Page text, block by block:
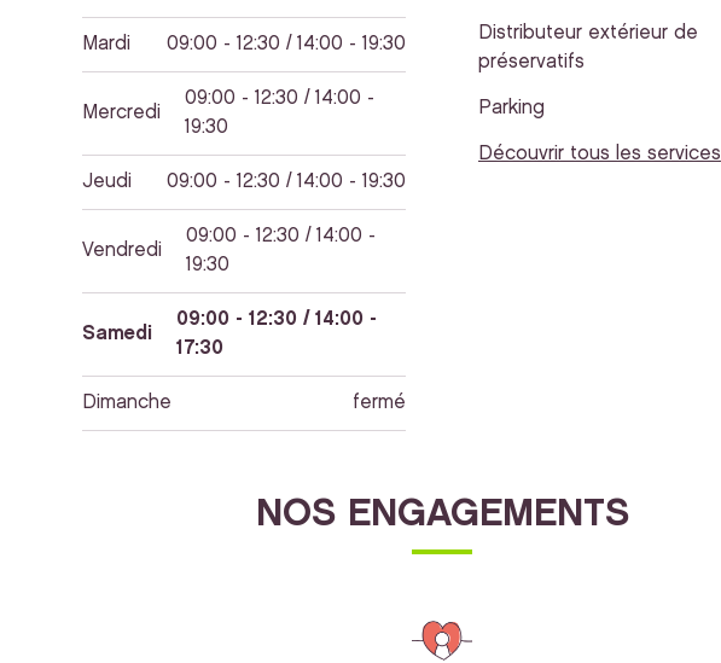
Mardi 09:00 - 12:30 / 14:00 - 19:30
Mercredi
09:00 - 12:30 / 14:00 -
19:30
Jeudi 09:00 - 12:30 / 14:00 - 19:30
Vendredi
09:00 - 12:30 / 14:00 -
19:30
Samedi
09:00 - 12:30 / 14:00 -
17:30
Dimanche fermé
Distributeur extérieur de
préservatifs
Parking
Découvrir tous les services
NOS ENGAGEMENTS